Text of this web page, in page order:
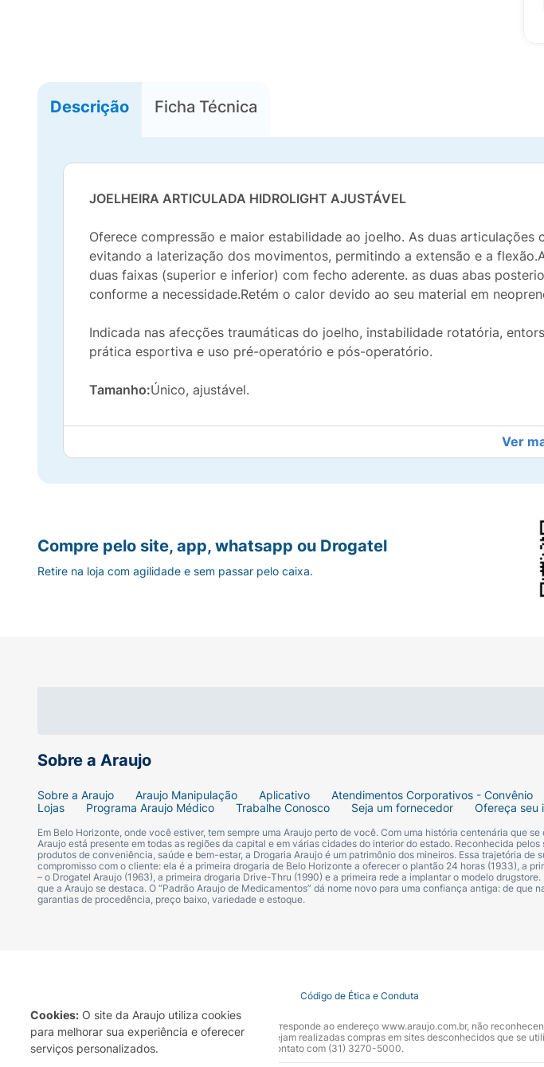
Cookies: O site da Araujo utiliza cookies
para melhorar sua experiência e oferecer
serviços personalizados.
Descrição Ficha Técnica
JOELHEIRA ARTICULADA HIDROLIGHT AJUSTÁVEL
Oferece compressão e maior estabilidade ao joelho. As duas
evitando a laterização dos movimentos, permitindo a extensão e a
duas faixas (superior e inferior) com fecho aderente. as duas abas
conforme a necessidade.Retém o calor devido ao seu material em
Indicada nas afecções traumáticas do joelho, instabilidade rotatória,
prática esportiva e uso pré-operatório e pós-operatório.
Tamanho:Único, ajustável.
Ver
Sobre a Araujo
Sobre a Araujo Araujo Manipulação Aplicativo Atendimentos Corporativos - Convênio
Lojas
Programa Araujo Médico Trabalhe Conosco Seja um fornecedor Ofereça seu
Em Belo Horizonte, onde você estiver, tem sempre uma Araujo perto de você. Com uma história centenária que
Araujo está presente em todas as regiões da capital e em várias cidades do interior do estado. Reconhecida
produtos de conveniência, saúde e bem-estar, a Drogaria Araujo é um patrimônio dos mineiros. Essa trajetória de
compromisso com o cliente: ela é a primeira drogaria de Belo Horizonte a oferecer o plantão 24 horas (1933), a
– o Drogatel Araujo (1963), a primeira drogaria Drive-Thru (1990) e a primeira rede a implantar o modelo
que a Araujo se destaca. O “Padrão Araujo de Medicamentos” dá nome novo para uma confiança antiga: de que
garantias de procedência, preço baixo, variedade e estoque.
Compre pelo site, app, whatsapp ou Drogatel
Retire na loja com agilidade e sem passar pelo caixa.
Código de Ética e Conduta
A Drogaria Araujo S/A informa que o seu site oficial corresponde ao endereço www.araujo.com.br, não
marca. Para sua segurança recomendamos que não sejam realizadas compras em sites desconhecidos que se
Araujo S.A. Em caso de dúvidas, gentileza entrar em contato com (31) 3270-5000.